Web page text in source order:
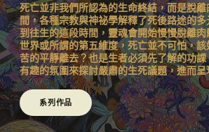
死亡並非我們所認為的生命終結，而是脫
間，各種宗教與神祕學解釋了死後路途的
到往生的這段時間，靈魂會開始慢慢脫離
世界或所謂的第五維度，死亡並不可怕，
苦的平靜離去？也是生者必須先了解的功
有趣的氛圍來探討嚴肅的生死議題，進而
系列作品